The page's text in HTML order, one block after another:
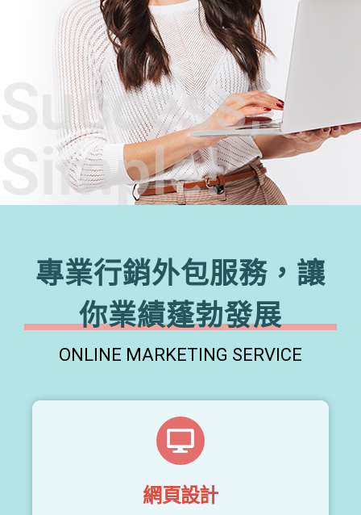
Success,
Simple!
專業行銷外包服務，讓
你業績蓬勃發展
ONLINE MARKETING SERVICE
網頁設計